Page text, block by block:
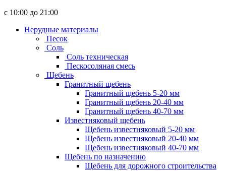
с 10:00 до 21:00
Нерудные материалы
Песок
Соль
Соль техническая
Пескосоляная смесь
Щебень
Гранитный щебень
Гранитный щебень 5-20 мм
Гранитный щебень 20-40 мм
Гранитный щебень 40-70 мм
Известняковый щебень
Щебень известняковый 5-20 мм
Щебень известняковый 20-40 мм
Щебень известняковый 40-70 мм
Щебень по назначению
Щебень для дорожного строительства